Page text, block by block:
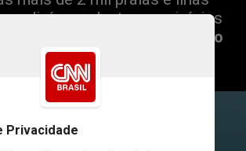
destes municípios
São Paulo e Rio
de Janeiro